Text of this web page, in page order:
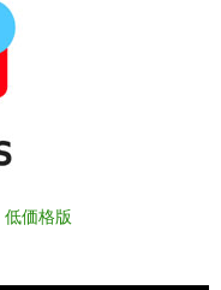
低価格版